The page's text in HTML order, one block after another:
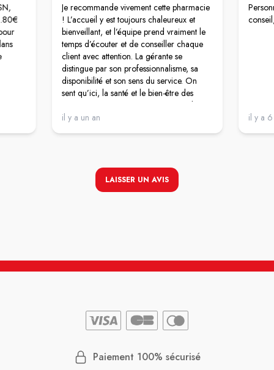
Je recommande vivement cette pharmacie
! L’accueil y est toujours chaleureux et
bienveillant, et l’équipe prend vraiment le
temps d’écouter et de conseiller chaque
client avec attention. La gérante se
distingue par son professionnalisme, sa
disponibilité et son sens du service. On
sent qu’ici, la santé et le bien-être des
patients passent avant tout. Les conseils
sont clairs, personnalisés et toujours
spécifiques. Merci à Emilie et à son
équipe 👍
il y a un an il y a
LAISSER UN AVIS
Paiement 100% sécurisé